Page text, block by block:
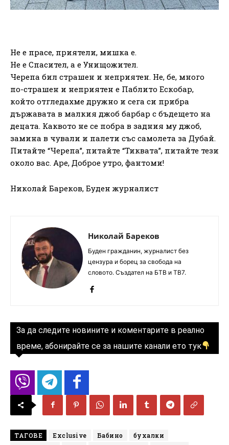
Не е прасе, приятели, мишка е.
Не е Спасител, а е Унищожител.
Черепа бил страшен и неприятен. Не, бе, много
по-страшен и неприятен е Паблито Ескобар,
който отгледахме дружно и сега си прибра
държавата в малкия джоб барбар с бъдещето на
децата. Каквото не се побра в задния му джоб,
замина в чували и палети със самолета за Дубай.
Питайте “Черепа”, питайте “Тиквата”, питайте тези
около вас. Аре, Доброе утро, фантоми!
Николай Бареков, Буден журналист
Николай Бареков
Буден гражданин, журналист без
цензура и борец за свобода на
словото. Създател на БТВ и ТВ7.
За да следите новините и коментарите в реално
време, абонирайте се за нашите канали ето тук
ТАГОВЕ Exclusive Бабино
бухалки